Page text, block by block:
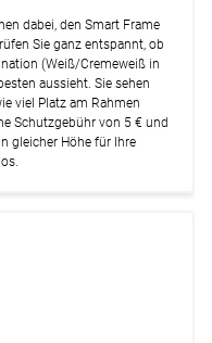
dabei, den Smart Frame
Sie ganz entspannt, ob
(Weiß/Cremeweiß in
aussieht. Sie sehen
viel Platz am Rahmen
Schutzgebühr von 5 € und
gleicher Höhe für Ihre